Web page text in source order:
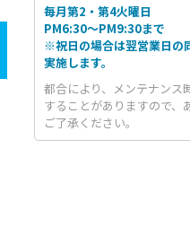
毎月第2・第4火曜日
PM6:30～PM9:30まで
※祝日の場合は翌営業日の
実施します。
都合により、メンテナンス
することがありますので、
ご了承ください。